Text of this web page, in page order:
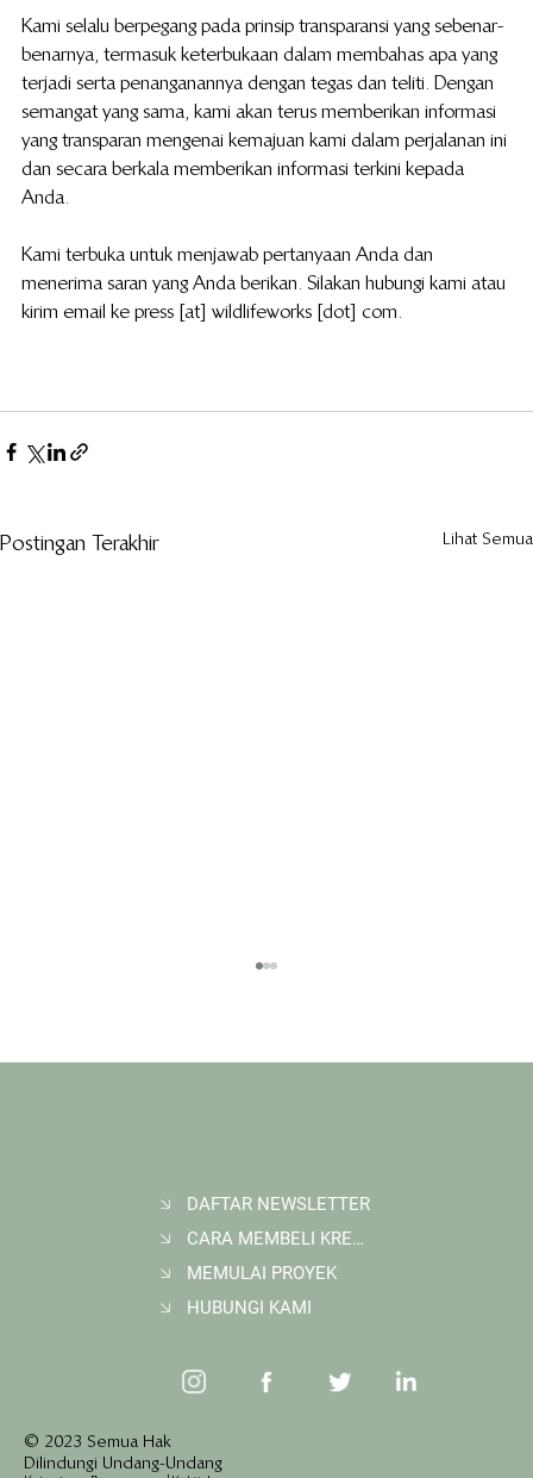
Kami selalu berpegang pada prinsip transparansi yang sebenar-
benarnya, termasuk keterbukaan dalam membahas apa yang
terjadi serta penanganannya dengan tegas dan teliti. Dengan
semangat yang sama, kami akan terus memberikan informasi
yang transparan mengenai kemajuan kami dalam perjalanan ini
dan secara berkala memberikan informasi terkini kepada
Anda.
Kami terbuka untuk menjawab pertanyaan Anda dan
menerima saran yang Anda berikan. Silakan hubungi kami atau
kirim email ke press [at] wildlifeworks [dot] com.
Postingan Terakhir Lihat Semua
Membangun Ruang Belajar Melalui Sekolah
Karbon di Gerbang Barito
© 2023 Semua Hak
Dilindungi Undang-Undang
DAFTAR NEWSLETTER
CARA MEMBELI KREDIT KARBON
MEMULAI PROYEK
HUBUNGI KAMI